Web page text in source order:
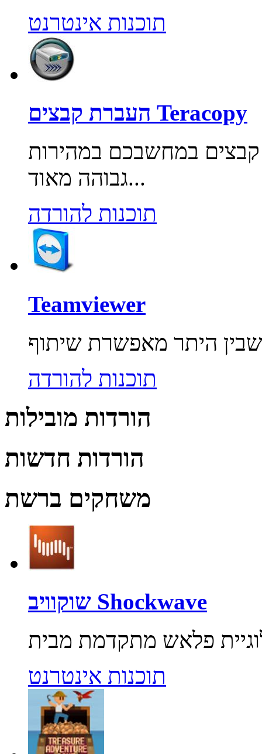
תוכנות אינטרנט
העברת קבצים Teracopy
קבצים במחשבכם במהירות
גבוהה מאוד...
תוכנות להורדה
Teamviewer
תוכנות להורדה
הורדות מובילות
הורדות חדשות
משחקים ברשת
שוקוויב Shockwave
תוכנות אינטרנט